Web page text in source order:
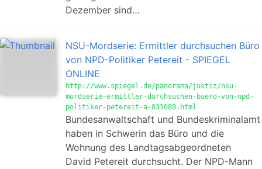
Dezember sind…
NSU-Mordserie: Ermittler durchsuchen Büro
von NPD-Politiker Petereit - SPIEGEL
ONLINE
http://www.spiegel.de/panorama/justiz/nsu-
mordserie-ermittler-durchsuchen-buero-von-npd-
politiker-petereit-a-831089.html
Bundesanwaltschaft und Bundeskriminalamt
haben in Schwerin das Büro und die
Wohnung des Landtagsabgeordneten
David Petereit durchsucht. Der NPD-Mann